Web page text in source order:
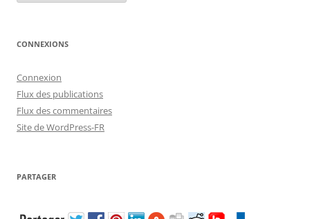
CONNEXIONS
Connexion
Flux des publications
Flux des commentaires
Site de WordPress-FR
PARTAGER